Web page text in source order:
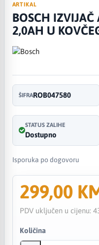
ARTIKAL
BOSCH IZVIJAČ
2,0AH U
ŠIFRAROB047580
STATUS ZALIHE
Dostupno
Isporuka po dogovoru
299,00
PDV uključen u cijenu:
Količina